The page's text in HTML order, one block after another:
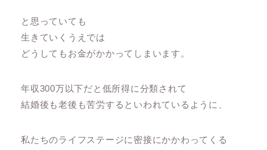
と思っていても
生きていくうえでは
どうしてもお金がかかってしまいます。
年収300万以下だと低所得に分類されて
結婚後も老後も苦労するといわれているように、
私たちのライフステージに密接にかかわってくる